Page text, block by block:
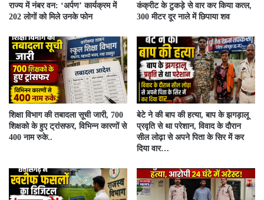
राज्य में नंबर वन: ‘अर्पण’ कार्यक्रम में
202 लोगों को मिले उनके फोन
कंक्रीट के टुकड़े से वार कर किया कत्ल,
300 मीटर दूर नाले में छिपाया शव
शिक्षा विभाग की तबादला सूची जारी, 700
शिक्षको के हुए ट्रांसफर, विभिन्न कारणों से
400 नाम रुके..
बेटे ने की बाप की हत्या, बाप के झगड़ालू
प्रवृति से था परेशान, विवाद के दौरान
सील लोढ़ा से अपने पिता के सिर में कर
दिया वार…